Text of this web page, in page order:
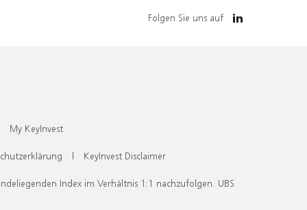
Folgen Sie uns auf
My KeyInvest
| KeyInvest Disclaimer
Index im Verhältnis 1:1 nachzufolgen. UBS